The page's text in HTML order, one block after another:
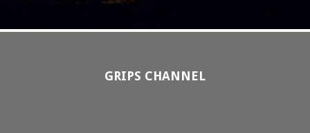
GRIPS CHANNEL